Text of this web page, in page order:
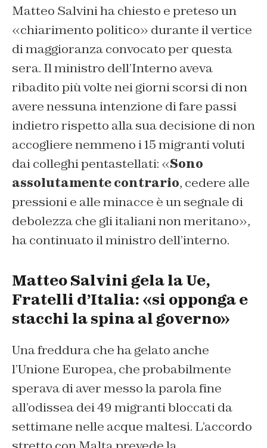
Matteo Salvini ha chiesto e preteso un
«chiarimento politico» durante il vertice
di maggioranza convocato per questa
sera. Il ministro dell’Interno aveva
ribadito più volte nei giorni scorsi di non
avere nessuna intenzione di fare passi
indietro rispetto alla sua decisione di non
accogliere nemmeno i 15 migranti voluti
dai colleghi pentastellati: «Sono
assolutamente contrario, cedere alle
pressioni e alle minacce è un segnale di
debolezza che gli italiani non meritano»,
ha continuato il ministro dell’interno.
Matteo Salvini gela la Ue,
Fratelli d’Italia: «si opponga e
stacchi la spina al governo»
Una freddura che ha gelato anche
l’Unione Europea, che probabilmente
sperava di aver messo la parola fine
all’odissea dei 49 migranti bloccati da
settimane nelle acque maltesi. L’accordo